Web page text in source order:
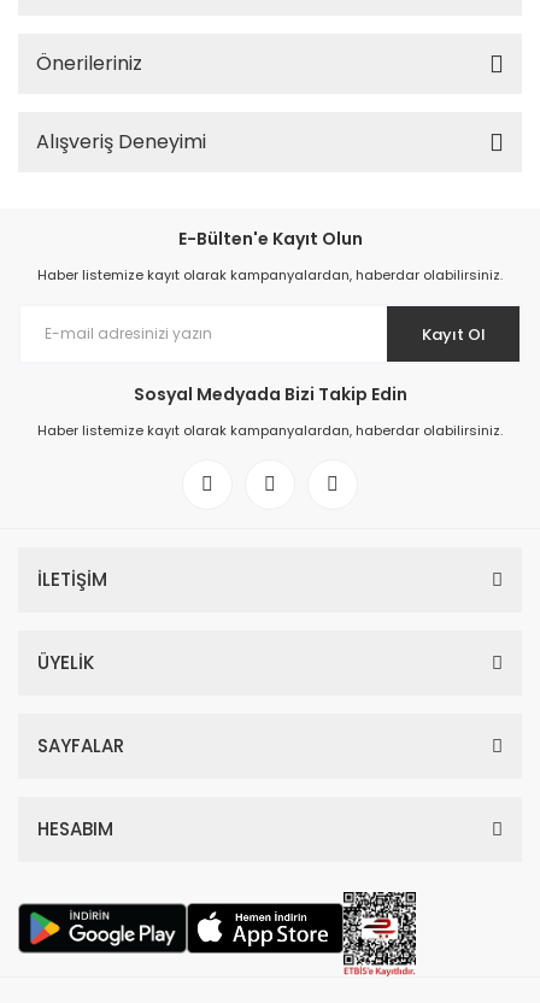
Önerileriniz
Alışveriş Deneyimi
E-Bülten'e Kayıt Olun
Haber listemize kayıt olarak kampanyalardan, haberdar olabilirsiniz.
Kayıt Ol
Sosyal Medyada Bizi Takip Edin
Haber listemize kayıt olarak kampanyalardan, haberdar olabilirsiniz.
İLETİŞİM
ÜYELİK
SAYFALAR
HESABIM